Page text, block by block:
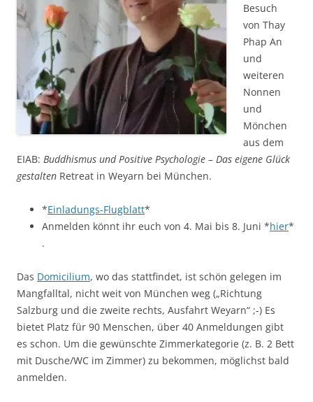
Besuch
von Thay
Phap An
und
weiteren
Nonnen
und
Mönchen
aus dem
EIAB: Buddhismus und Positive Psychologie – Das eigene Glück
gestalten Retreat in Weyarn bei München.
*Einladungs-Flugblatt*
Anmelden könnt ihr euch von 4. Mai bis 8. Juni *hier*
.
Das Domicilium, wo das stattfindet, ist schön gelegen im
Mangfalltal, nicht weit von München weg („Richtung
Salzburg und die zweite rechts, Ausfahrt Weyarn“ ;-) Es
bietet Platz für 90 Menschen, über 40 Anmeldungen gibt
es schon. Um die gewünschte Zimmerkategorie (z. B. 2 Bett
mit Dusche/WC im Zimmer) zu bekommen, möglichst bald
anmelden.